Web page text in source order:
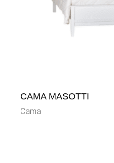
CAMA MASOTTI
Cama